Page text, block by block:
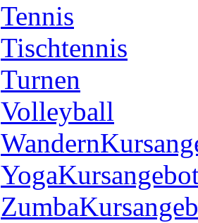
Tennis
Tischtennis
Turnen
Volleyball
Wandern
Yoga
Zumba